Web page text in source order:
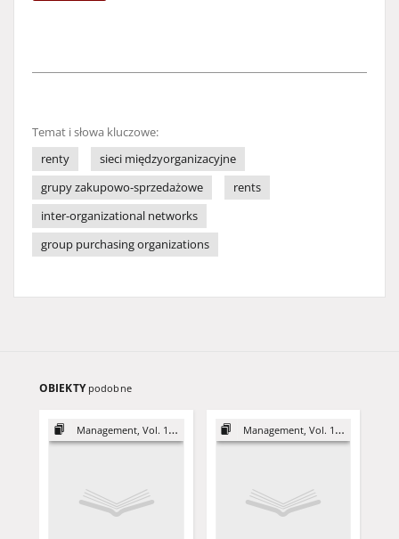
Temat i słowa kluczowe:
renty
sieci międzyorganizacyjne
grupy zakupowo-sprzedażowe
rents
inter-organizational networks
group purchasing organizations
OBIEKTY podobne
Management, Vol. 17 (2013) Management, Vol. 17 (2013)